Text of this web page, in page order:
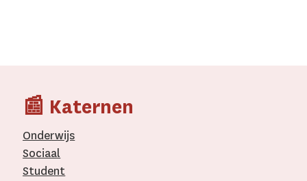
📰 Katernen
Onderwijs
Sociaal
Student